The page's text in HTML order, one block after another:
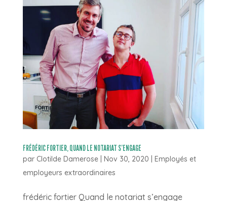
FRÉDÉRIC FORTIER, QUAND LE NOTARIAT S’ENGAGE
par Clotilde Damerose| Nov 30, 2020
Employés et
employeurs extraordinaires
frédéric fortier Quand le notariat s’engage